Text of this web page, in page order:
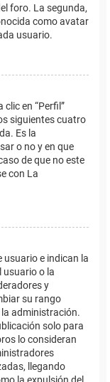
foro. La segunda,
como avatar
usuario.
clic en “Perfil”
siguientes cuatro
Es la
o no y en que
de que no este
con La
usuario e indican la
usuario o la
y
su rango
administración.
solo para
lo consideran
llegando
la expulsión del